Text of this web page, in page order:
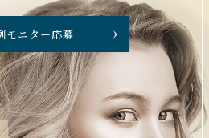
モニター応募